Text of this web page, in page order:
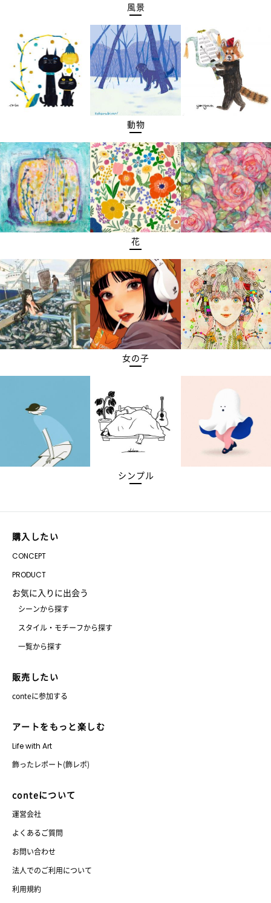
風景
動物
花
女の子
シンプル
購入したい
CONCEPT
PRODUCT
お気に入りに出会う
シーンから探す
スタイル・モチーフから探す
一覧から探す
販売したい
conteに参加する
アートをもっと楽しむ
Life with Art
飾ったレポート(飾レポ)
conteについて
運営会社
よくあるご質問
お問い合わせ
法人でのご利用について
利用規約